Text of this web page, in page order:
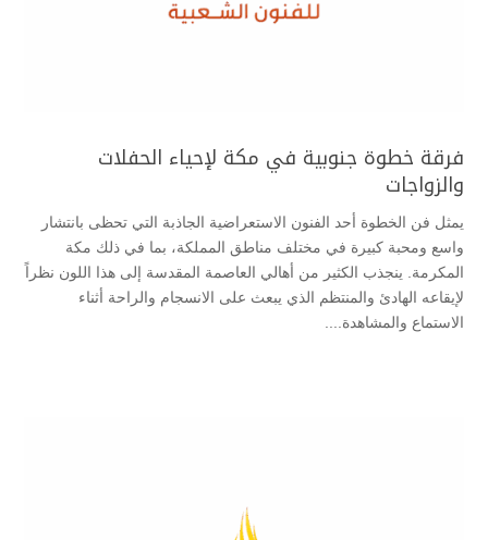
فرقة خطوة جنوبية في مكة لإحياء الحفلات
والزواجات
يمثل فن الخطوة أحد الفنون الاستعراضية الجاذبة التي تحظى بانتشار
واسع ومحبة كبيرة في مختلف مناطق المملكة، بما في ذلك مكة
المكرمة. ينجذب الكثير من أهالي العاصمة المقدسة إلى هذا اللون نظراً
لإيقاعه الهادئ والمنتظم الذي يبعث على الانسجام والراحة أثناء
الاستماع والمشاهدة....